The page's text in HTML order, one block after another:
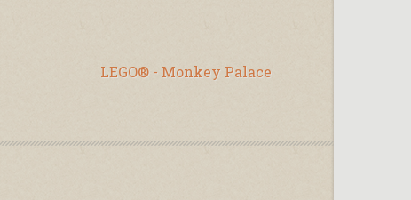
LEGO® - Monkey Palace